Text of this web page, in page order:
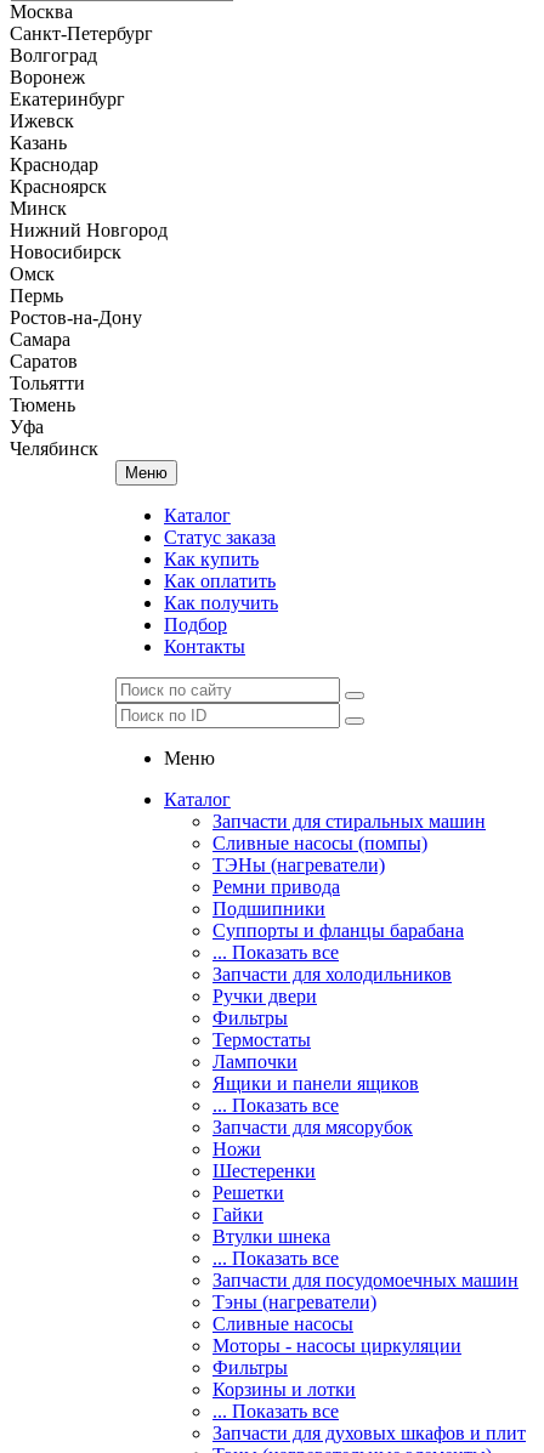
Москва
Санкт-Петербург
Волгоград
Воронеж
Екатеринбург
Ижевск
Казань
Краснодар
Красноярск
Минск
Нижний Новгород
Новосибирск
Омск
Пермь
Ростов-на-Дону
Самара
Саратов
Тольятти
Тюмень
Уфа
Челябинск
Меню
Каталог
Статус заказа
Как купить
Как оплатить
Как получить
Подбор
Контакты
Меню
Каталог
Запчасти для стиральных машин
Сливные насосы (помпы)
ТЭНы (нагреватели)
Ремни привода
Подшипники
Суппорты и фланцы барабана
... Показать все
Запчасти для холодильников
Ручки двери
Фильтры
Термостаты
Лампочки
Ящики и панели ящиков
... Показать все
Запчасти для мясорубок
Ножи
Шестеренки
Решетки
Гайки
Втулки шнека
... Показать все
Запчасти для посудомоечных машин
Тэны (нагреватели)
Сливные насосы
Моторы - насосы циркуляции
Фильтры
Корзины и лотки
... Показать все
Запчасти для духовых шкафов и плит